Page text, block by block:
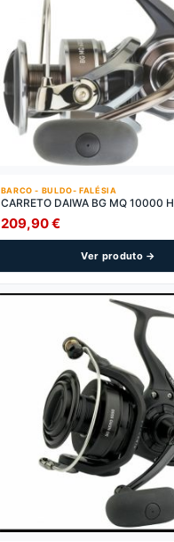
BARCO - BULDO- FALÉSIA
CARRETO DAIWA BG MQ 10000 H
209,90€
Ver produto →